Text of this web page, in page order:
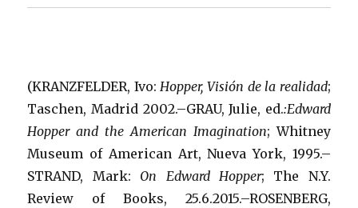
(KRANZFELDER, Ivo: Hopper, Visión de la realidad;
Taschen, Madrid 2002.–GRAU, Julie, ed.:Edward
Hopper and the American Imagination; Whitney
Museum of American Art, Nueva York, 1995.–
STRAND, Mark: On Edward Hopper; The N.Y.
Review of Books, 25.6.2015.–ROSENBERG,